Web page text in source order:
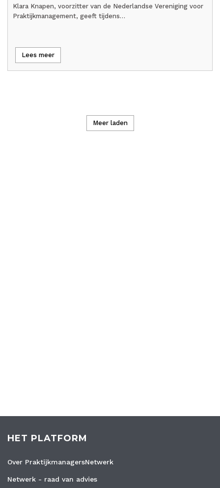
Klara Knapen, voorzitter van de Nederlandse Vereniging voor
Praktijkmanagement, geeft tijdens…
Lees meer
Meer laden
HET PLATFORM
Over PraktijkmanagersNetwerk
Netwerk - raad van advies